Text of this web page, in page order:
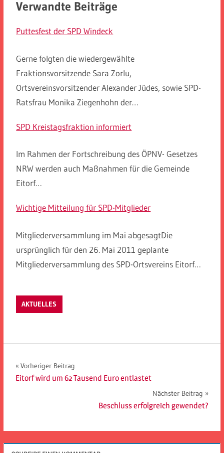
Verwandte Beiträge
Puttesfest der SPD Windeck
Gerne folgten die wiedergewählte
Fraktionsvorsitzende Sara Zorlu,
Ortsvereinsvorsitzender Alexander Jüdes, sowie SPD-
Ratsfrau Monika Ziegenhohn der…
SPD Kreistagsfraktion informiert
Im Rahmen der Fortschreibung des ÖPNV- Gesetzes
NRW werden auch Maßnahmen für die Gemeinde
Eitorf…
Wichtige Mitteilung für SPD-Mitglieder
Mitgliederversammlung im Mai abgesagtDie
ursprünglich für den 26. Mai 2011 geplante
Mitgliederversammlung des SPD-Ortsvereins Eitorf…
AKTUELLES
Beitragsnavigation
Vorheriger Beitrag
Eitorf wird um 62 Tausend Euro entlastet
Nächster Beitrag
Beschluss erfolgreich gewendet?